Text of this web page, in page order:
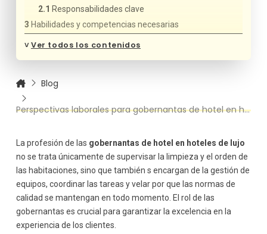
Responsabilidades clave
Habilidades y competencias necesarias
Factores que influyen en el salario
Formación complementaria
Conclusión: Proyección profesional y crecimiento
˅Ver todos los contenidos
Blog
Perspectivas laborales para gobernantas de hotel en hoteles de lujo
La profesión de las gobernantas de hotel en hoteles de lujo
no se trata únicamente de supervisar la limpieza y el orden de
las habitaciones, sino que también s encargan de la gestión de
equipos, coordinar las tareas y velar por que las normas de
calidad se mantengan en todo momento. El rol de las
gobernantas es crucial para garantizar la excelencia en la
experiencia de los clientes.